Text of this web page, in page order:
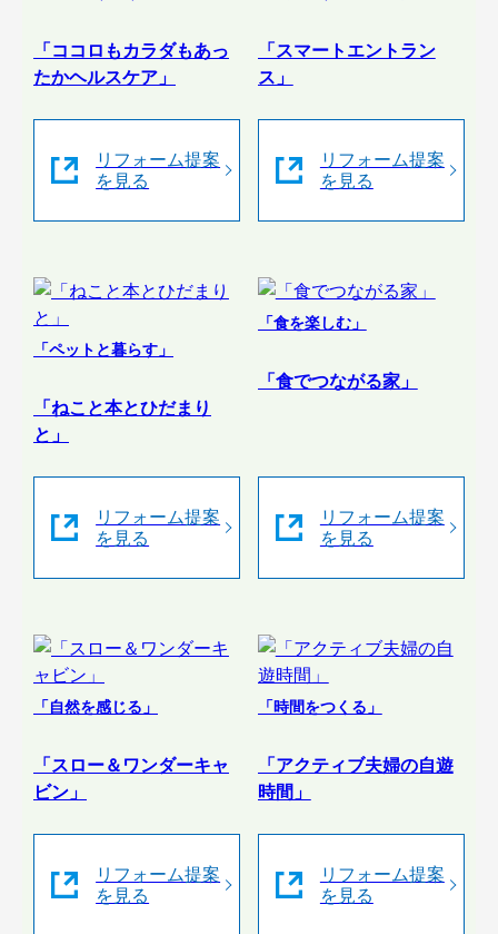
「ココロもカラダもあっ
たかヘルスケア」
リフォーム提案
を見る
「スマートエントラン
ス」
リフォーム提案
を見る
「ペットと暮らす」
「ねこと本とひだまり
と」
リフォーム提案
を見る
「食を楽しむ」
「食でつながる家」
リフォーム提案
を見る
「自然を感じる」
「スロー＆ワンダーキャ
ビン」
リフォーム提案
を見る
「時間をつくる」
「アクティブ夫婦の自遊
時間」
リフォーム提案
を見る